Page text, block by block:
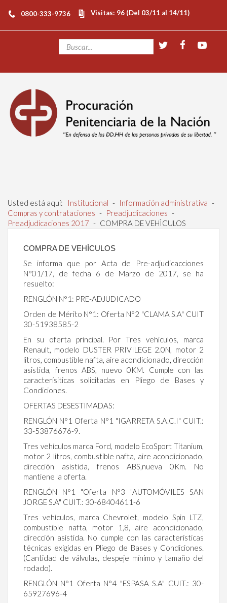
0800-333-9736 Visitas: 96 (Del 03/11 al 14/11)
Usted está aquí: Institucional - Información administrativa -
Compras y contrataciones - Preadjudicaciones -
Preadjudicaciones 2017 - COMPRA DE VEHÌCULOS
COMPRA DE VEHÌCULOS
Se informa que por Acta de Pre-adjudicacciones
N°01/17, de fecha 6 de Marzo de 2017, se ha
resuelto:
RENGLÓN N°1: PRE-ADJUDICADO
Orden de Mérito N°1: Oferta N°2 "CLAMA S.A" CUIT
30-51938585-2
En su oferta principal. Por Tres vehículos, marca
Renault, modelo DUSTER PRIVILEGE 2.0N, motor 2
litros, combustible nafta, aire acondicionado, dirección
asistida, frenos ABS, nuevo 0KM. Cumple con las
caracterísiticas solicitadas en Pliego de Bases y
Condiciones.
OFERTAS DESESTIMADAS:
RENGLÓN N°1 Oferta N°1 "IGARRETA S.A.C.I" CUIT.:
33-53876676-9.
Tres vehículos marca Ford, modelo EcoSport Titanium,
motor 2 litros, combustible nafta, aire acondicionado,
dirección asistida, frenos ABS,nueva 0Km. No
mantiene la oferta.
RENGLÓN N°1 "Oferta N°3 "AUTOMÓVILES SAN
JORGE S.A" CUIT.: 30-68404611-6
Tres vehículos, marca Chevrolet, modelo Spin LTZ,
combustible nafta, motor 1,8, aire acondicionado,
dirección asistida. No cumple con las características
técnicas exigidas en Pliego de Bases y Condiciones.
(Cantidad de válvulas, despeje mínimo y tamaño del
rodado).
RENGLÓN N°1 Oferta N°4 "ESPASA S.A" CUIT.: 30-
65927696-4